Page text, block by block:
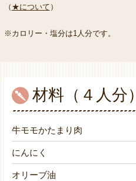
（ ★について ）
※カロリー・塩分は1人分です。
材料（４人分）
牛モモかたまり肉
にんにく
オリーブ油